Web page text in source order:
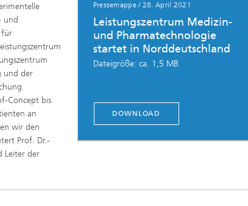
und
für
und der
Concept bis
an
wir den
Prof. Dr.-
Leiter der
Pressemappe / 28. April 2021
Leistungszentrum Medizin-
und Pharmatechnologie
startet in Norddeutschland
Dateigröße: ca. 1,5 MB
DOWNLOAD